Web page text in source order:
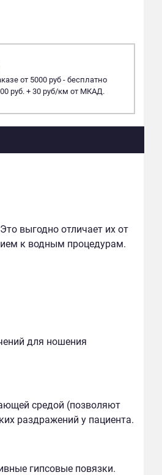
от 5000 руб - бесплатно
руб. + 30 руб/км от МКАД.
выгодно отличает их от
к водным процедурам.
для ношения
средой (позволяют
раздражений у пациента.
гипсовые повязки.